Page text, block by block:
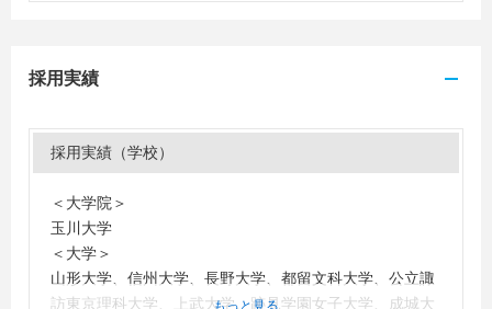
採用実績
採用実績（学校）
＜大学院＞
玉川大学
＜大学＞
山形大学、信州大学、長野大学、都留文科大学、公立諏
訪東京理科大学、上武大学、跡見学園女子大学、成城大
もっと見る